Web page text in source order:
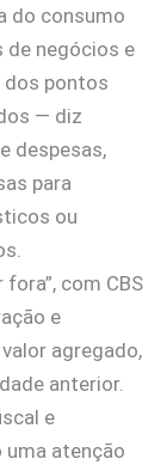
do consumo
de negócios e
dos pontos
— diz
despesas,
para
ou
com CBS
e
agregado,
anterior.
e
atenção